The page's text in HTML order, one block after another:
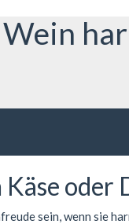
oder
sein, wenn sie